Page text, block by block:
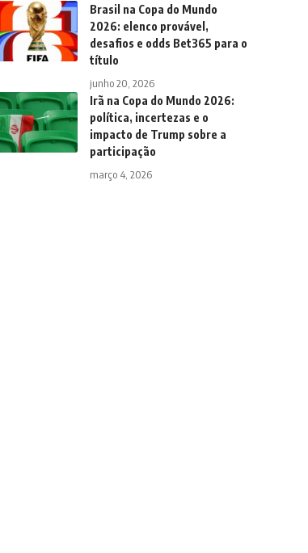
Brasil na Copa do Mundo
2026: elenco provável,
desafios e odds Bet365 para o
título
junho 20, 2026
Irã na Copa do Mundo 2026:
política, incertezas e o
impacto de Trump sobre a
participação
março 4, 2026